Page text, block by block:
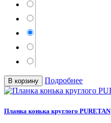
В корзину Подробнее
Планка конька круглого PURETAN